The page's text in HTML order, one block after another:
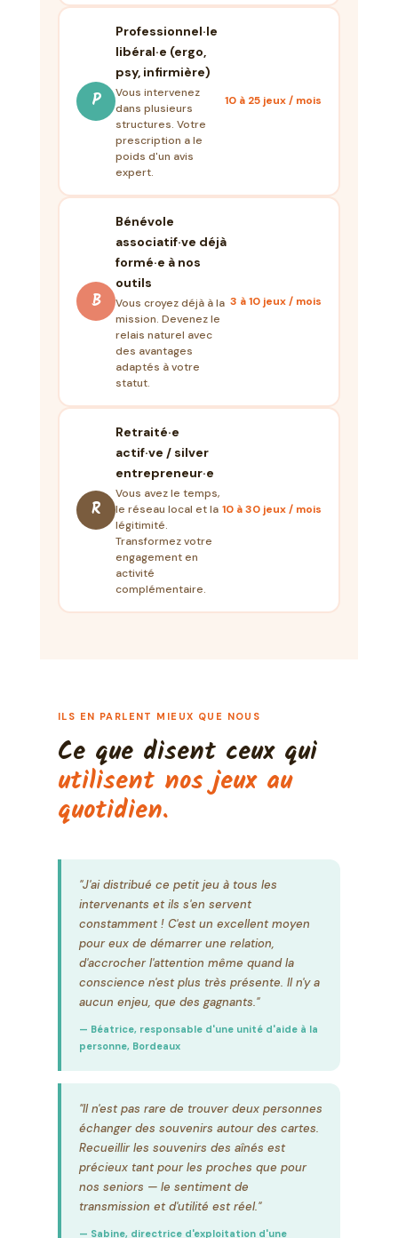
P
Professionnel·le
libéral·e (ergo,
psy, infirmière)
Vous intervenez
dans plusieurs
structures. Votre
prescription a le
poids d'un avis
expert.
10 à 25 jeux / mois
B
Bénévole
associatif·ve déjà
formé·e à nos
outils
Vous croyez déjà à la
mission. Devenez le
relais naturel avec
des avantages
adaptés à votre
statut.
3 à 10 jeux / mois
R
Retraité·e
actif·ve / silver
entrepreneur·e
Vous avez le temps,
le réseau local et la
légitimité.
Transformez votre
engagement en
activité
complémentaire.
10 à 30 jeux / mois
ILS EN PARLENT MIEUX QUE NOUS
Ce que disent ceux qui
utilisent nos jeux au
quotidien.
"J'ai distribué ce petit jeu à tous les
intervenants et ils s'en servent
constamment ! C'est un excellent moyen
pour eux de démarrer une relation,
d'accrocher l'attention même quand la
conscience n'est plus très présente. Il n'y a
aucun enjeu, que des gagnants."
— Béatrice, responsable d'une unité d'aide à la
personne, Bordeaux
"Il n'est pas rare de trouver deux personnes
échanger des souvenirs autour des cartes.
Recueillir les souvenirs des aînés est
précieux tant pour les proches que pour
nos seniors — le sentiment de
transmission et d'utilité est réel."
— Sabine, directrice d'exploitation d'une